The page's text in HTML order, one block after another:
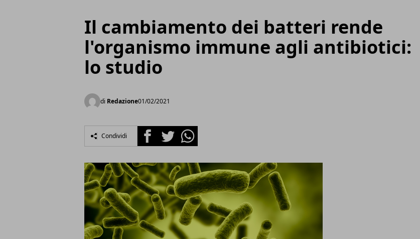
Il cambiamento dei batteri rende
l'organismo immune agli antibiotici:
lo studio
di Redazione01/02/2021
Condividi FacebookTwitterWhatsapp